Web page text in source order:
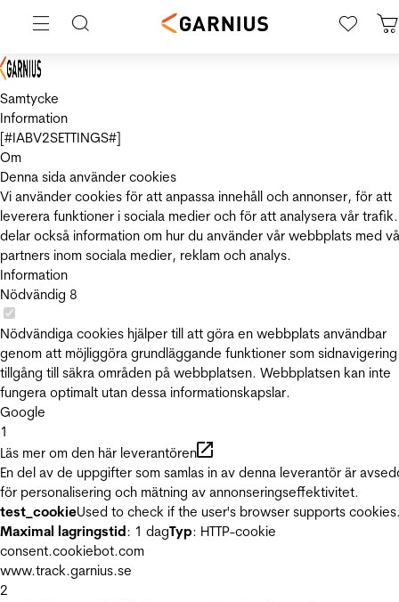
Samtycke
Information
[#IABV2SETTINGS#]
Om
Denna sida använder cookies
Vi använder cookies för att anpassa innehåll och annonser, för att
leverera funktioner i sociala medier och för att analysera vår
delar också information om hur du använder vår webbplats med
partners inom sociala medier, reklam och analys.
Information
Nödvändig 8
Nödvändiga cookies hjälper till att göra en webbplats användbar
genom att möjliggöra grundläggande funktioner som
tillgång till säkra områden på webbplatsen. Webbplatsen kan inte
fungera optimalt utan dessa informationskapslar.
Google
1
Läs mer om den här leverantören
En del av de uppgifter som samlas in av denna leverantör är
för personalisering och mätning av annonseringseffektivitet.
test_cookieUsed to check if the user's browser supports
Maximal lagringstid: 1 dagTyp: HTTP-cookie
consent.cookiebot.com
www.track.garnius.se
2